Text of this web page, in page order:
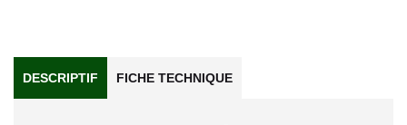
DESCRIPTIF FICHE TECHNIQUE